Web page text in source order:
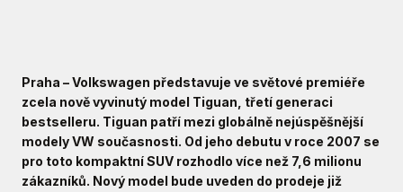
Praha – Volkswagen představuje ve světové premiéře
zcela nově vyvinutý model Tiguan, třetí generaci
bestselleru. Tiguan patří mezi globálně nejúspěšnější
modely VW současnosti. Od jeho debutu v roce 2007 se
pro toto kompaktní SUV rozhodlo více než 7,6 milionu
zákazníků. Nový model bude uveden do prodeje již